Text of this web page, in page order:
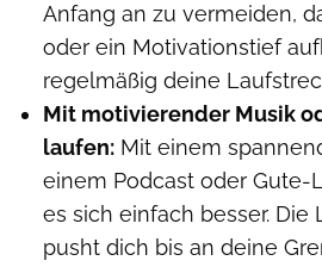
Anfang an zu vermeiden,
oder ein Motivationstief
regelmäßig deine
Mit motivierender Musik
laufen: Mit einem
einem Podcast oder Gute-
es sich einfach besser. Die
pusht dich bis an deine